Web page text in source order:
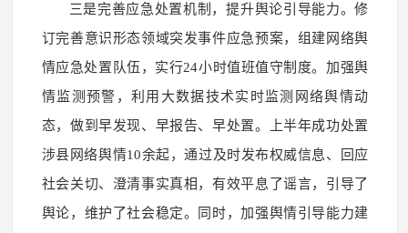
三是完善应急处置机制，提升舆论引导能力。修
订完善意识形态领域突发事件应急预案，组建网络舆
情应急处置队伍，实行24小时值班值守制度。加强舆
情监测预警，利用大数据技术实时监测网络舆情动
态，做到早发现、早报告、早处置。上半年成功处置
涉县网络舆情10余起，通过及时发布权威信息、回应
社会关切、澄清事实真相，有效平息了谣言，引导了
舆论，维护了社会稳定。同时，加强舆情引导能力建